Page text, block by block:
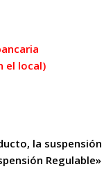
el local)
la
Regulable»